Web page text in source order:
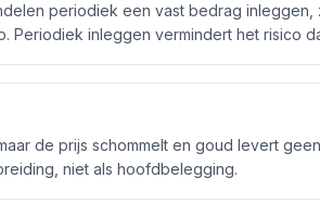
periodiek een vast bedrag
inleggen vermindert het risico
de prijs schommelt en goud levert
niet als hoofdbelegging.